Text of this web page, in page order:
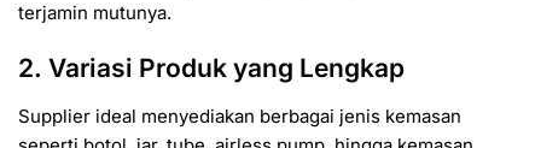
terjamin mutunya.
2. Variasi Produk yang Lengkap
Supplier ideal menyediakan berbagai jenis kemasan